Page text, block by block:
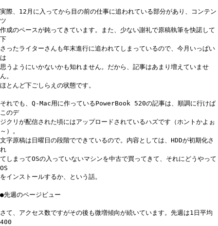
実際、12月に入ってから目の前の仕事に追われている部分があり、コンテン
ツ
作成のペースが鈍ってきています。また、少ない謝礼で原稿執筆を快諾して
下
さったライターさんも年末進行に追われてしまっているので、今月いっぱい
は
思うようにいかないかも知れません。だから、記事はあまり増えていませ
ん。
ほとんど下ごしらえの状態です。
それでも、Q-Mac用に作っているPowerBook 520の記事は、順調に行けば
このデ
ジクリが配信された頃にはアップロードされているハズです（ホントかよぉ
～）。
文字原稿は日曜日の段階でできているので。内容としては、HDDが初期化さ
れ
てしまってOSの入っていないマシンを中古で買ってきて、それにどうやって
OS
をインストールするか、という話。
●先週のページビュー
さて、アクセス数ですがその後も微増傾向が続いています。先週は1日平均
400